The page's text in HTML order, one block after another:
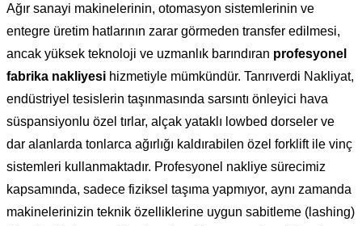
Ağır sanayi makinelerinin, otomasyon sistemlerinin ve
entegre üretim hatlarının zarar görmeden transfer edilmesi,
ancak yüksek teknoloji ve uzmanlık barındıran profesyonel
fabrika nakliyesi hizmetiyle mümkündür. Tanrıverdi Nakliyat,
endüstriyel tesislerin taşınmasında sarsıntı önleyici hava
süspansiyonlu özel tırlar, alçak yataklı lowbed dorseler ve
dar alanlarda tonlarca ağırlığı kaldırabilen özel forklift ile vinç
sistemleri kullanmaktadır. Profesyonel nakliye sürecimiz
kapsamında, sadece fiziksel taşıma yapmıyor, aynı zamanda
makinelerinizin teknik özelliklerine uygun sabitleme (lashing)